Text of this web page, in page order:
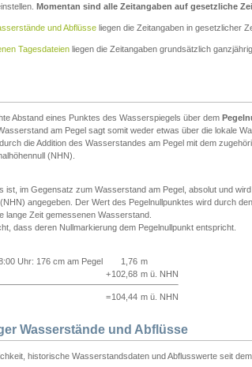
Momentan sind alle Zeitangaben auf gesetzliche
und Abflüsse liegen die Zeitangaben in gesetzlicher
Tagesdateien liegen die Zeitangaben grundsätzlich
Abstand eines Punktes des Wasserspiegels über dem
am Pegel sagt somit weder etwas über die lokale
die Addition des Wasserstandes am Pegel mit dem
(NHN).
ist, im Gegensatz zum Wasserstand am Pegel, absolut und
angegeben. Der Wert des Pegelnullpunktes wird durch
lange Zeit gemessenen Wasserstand.
dass deren Nullmarkierung dem Pegelnullpunkt entspricht.
Uhr: 176 cm am Pegel
1,76 m
+102,68 m ü. NHN
=104,44 m ü. NHN
Wasserstände und Abflüsse
historische Wasserstandsdaten und Abflusswerte seit